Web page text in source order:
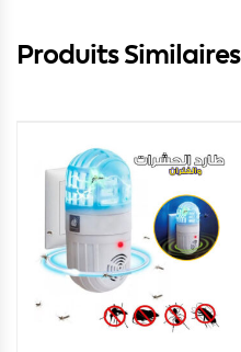
Produits Similaires